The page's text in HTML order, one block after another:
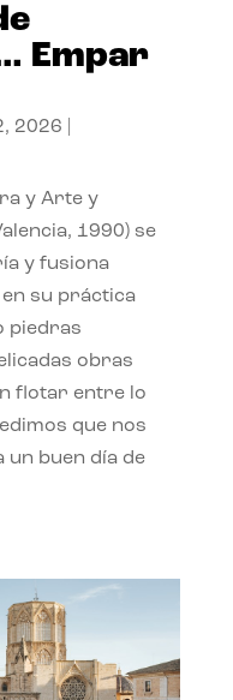
Empar
2026
y Arte y
1990) se
y fusiona
su práctica
piedras
obras
flotar entre lo
que nos
un buen día de